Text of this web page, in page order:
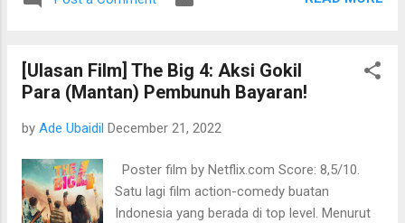
penayangannya di tahun 2016, film CTS
skenario pendatang baru yang paling
bersinar. Terbukti dari perolehan nominasi
bergengsi tanah air yang diterimanya, satu di
penulis naskah skenario asli terbaik di
Festival Film Indonesia tahun 2017. Tahun ini,
[Ulasan Film] The Big 4: Aksi Gokil
Para (Mantan) Pembunuh Bayaran!
by Ade Ubaidil December 21, 2022
Poster film by Netflix.com Score: 8,5/10.
Satu lagi film action-comedy buatan
Indonesia yang berada di top level. Menurut